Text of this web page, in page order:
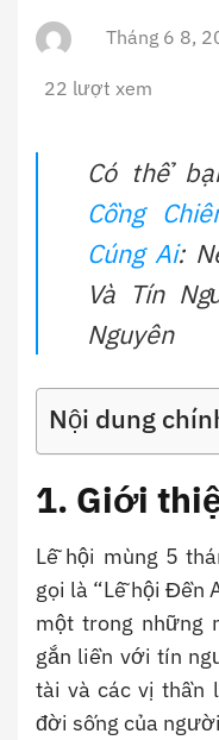
Tháng 6 8,
22 lượt xem
Có thể
Cồng
Cúng Ai:
Và Tín
Nguyên
Nội dung
1. Giới
Lễ hội mùng 5
gọi là “Lễ hội Đền
một trong những
gắn liền với tín
tài và các vị thần
đời sống của